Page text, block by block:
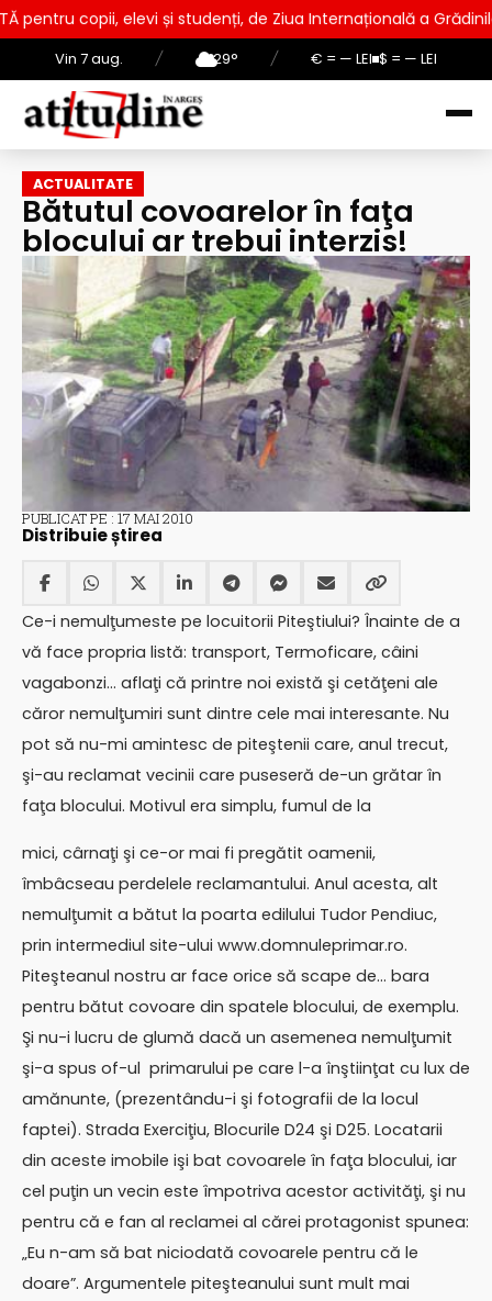
Vin 7 aug. / 29° / € = — LEI $ = — LEI
și studenți, de Ziua Internațională a Grădinilor Zoologice
ACTUALITATE
Bătutul covoarelor în faţa
blocului ar trebui interzis!
PUBLICAT PE : 17 MAI 2010
Distribuie știrea
Ce-i nemulţumeste pe locuitorii Piteştiului? Înainte de a
vă face propria listă: transport, Termoficare, câini
vagabonzi… aflaţi că printre noi există şi cetăţeni ale
căror nemulţumiri sunt dintre cele mai interesante. Nu
pot să nu-mi amintesc de piteştenii care, anul trecut,
şi-au reclamat vecinii care puseseră de-un grătar în
faţa blocului. Motivul era simplu, fumul de la
mici, cârnaţi şi ce-or mai fi pregătit oamenii,
îmbâcseau perdelele reclamantului. Anul acesta, alt
nemulţumit a bătut la poarta edilului Tudor Pendiuc,
prin intermediul site-ului www.domnuleprimar.ro.
Piteşteanul nostru ar face orice să scape de… bara
pentru bătut covoare din spatele blocului, de exemplu.
Şi nu-i lucru de glumă dacă un asemenea nemulţumit
şi-a spus of-ul primarului pe care l-a înştiinţat cu lux de
amănunte, (prezentându-i şi fotografii de la locul
faptei). Strada Exerciţiu, Blocurile D24 şi D25. Locatarii
din aceste imobile işi bat covoarele în faţa blocului, iar
cel puţin un vecin este împotriva acestor activităţi, şi nu
pentru că e fan al reclamei al cărei protagonist spunea:
„Eu n-am să bat niciodată covoarele pentru că le
doare”. Argumentele piteşteanului sunt mult mai